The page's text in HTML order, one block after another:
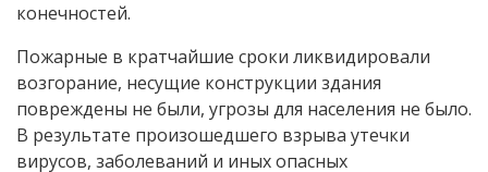
конечностей.
Пожарные в кратчайшие сроки ликвидировали
возгорание, несущие конструкции здания
повреждены не были, угрозы для населения не было.
В результате произошедшего взрыва утечки
вирусов, заболеваний и иных опасных